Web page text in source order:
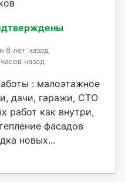
6 лет назад
назад
: малоэтажное
дачи, гаражи, СТО
работ как внутри,
фасадов
новых...